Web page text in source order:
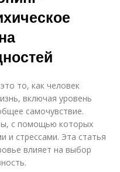
то, как человек
включая уровень
самочувствие.
с помощью которых
и стрессами. Эта статья
влияет на выбор